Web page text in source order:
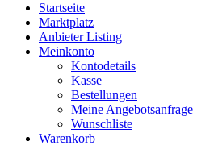
Startseite
Marktplatz
Anbieter Listing
Meinkonto
Kontodetails
Kasse
Bestellungen
Meine Angebotsanfrage
Wunschliste
Warenkorb